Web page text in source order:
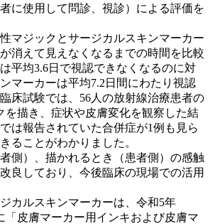
に使用して問診、視診）による評価を
マジックとサージカルスキンマーカー
消えて見えなくなるまでの時間を比較
平均3.6日で視認できなくなるのに対
マーカーは平均7.2日間にわたり視認
床試験では、56人の放射線治療患者の
を描き、症状や皮膚変化を観察した結
は報告されていた合併症が1例も見ら
ることがわかりました。
側）、描かれるとき（患者側）の感触
良しており、今後臨床の現場での活用
カルスキンマーカーは、令和5年
「皮膚マーカー用インキおよび皮膚マ